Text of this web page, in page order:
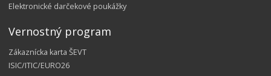
Elektronické darčekové poukážky
Vernostný program
Zákaznícka karta ŠEVT
ISIC/ITIC/EURO26